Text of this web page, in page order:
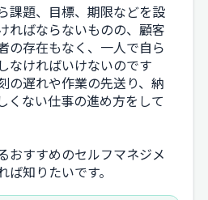
課題、目標、期限などを設
ればならないものの、顧客
の存在もなく、一人で自ら
なければいけないのです
の遅れや作業の先送り、納
くない仕事の進め方をして
おすすめのセルフマネジメ
知りたいです。